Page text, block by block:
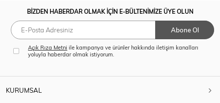
BİZDEN HABERDAR OLMAK İÇİN E-BÜLTENİMİZE ÜYE OLUN
Abone Ol
Açık Rıza Metni ile kampanya ve ürünler hakkında iletişim kanalları
yoluyla haberdar olmak istiyorum.
KURUMSAL